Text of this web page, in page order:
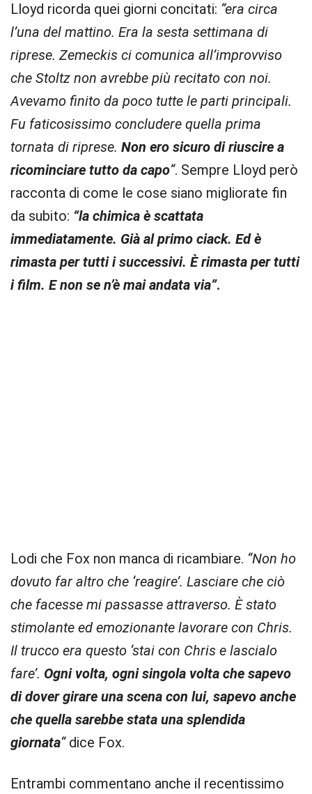
Lloyd ricorda quei giorni concitati: “era circa
l’una del mattino. Era la sesta settimana di
riprese. Zemeckis ci comunica all’improvviso
che Stoltz non avrebbe più recitato con noi.
Avevamo finito da poco tutte le parti principali.
Fu faticosissimo concludere quella prima
tornata di riprese. Non ero sicuro di riuscire a
ricominciare tutto da capo“. Sempre Lloyd però
racconta di come le cose siano migliorate fin
da subito: “la chimica è scattata
immediatamente. Già al primo ciack. Ed è
rimasta per tutti i successivi. È rimasta per tutti
i film. E non se n’è mai andata via”.
Lodi che Fox non manca di ricambiare. “Non ho
dovuto far altro che ‘reagire’. Lasciare che ciò
che facesse mi passasse attraverso. È stato
stimolante ed emozionante lavorare con Chris.
Il trucco era questo ‘stai con Chris e lascialo
fare’. Ogni volta, ogni singola volta che sapevo
di dover girare una scena con lui, sapevo anche
che quella sarebbe stata una splendida
giornata“dice Fox.
Entrambi commentano anche il recentissimo